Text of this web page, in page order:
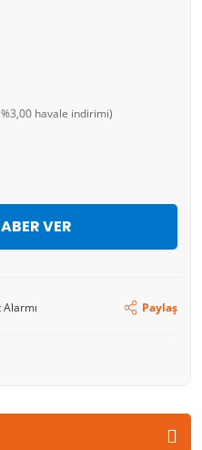
havale indirimi)
VER
Alarmı Paylaş